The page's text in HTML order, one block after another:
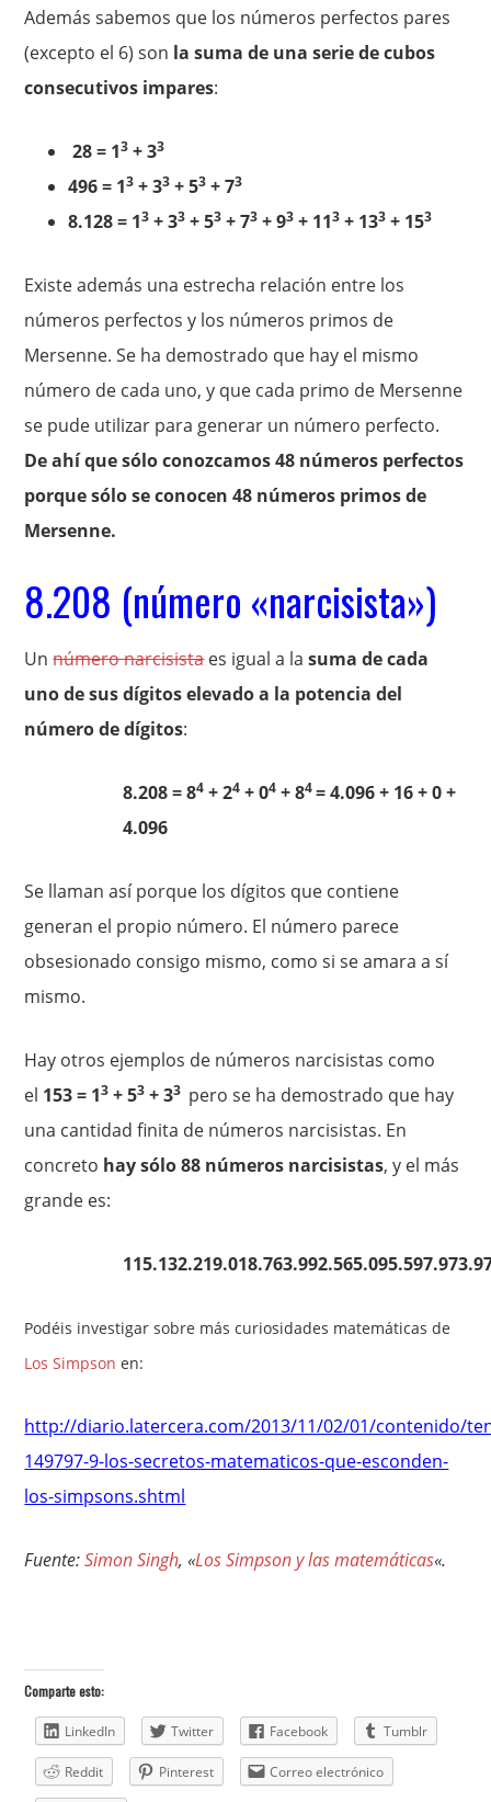
Además sabemos que los números perfectos pares
(excepto el 6) son la suma de una serie de cubos
consecutivos impares:
28 = 13 + 33
496 = 13 + 33 + 53 + 73
8.128 = 13 + 33 + 53 + 73 + 93 + 113 + 133 + 153
Existe además una estrecha relación entre los
números perfectos y los números primos de
Mersenne. Se ha demostrado que hay el mismo
número de cada uno, y que cada primo de Mersenne
se pude utilizar para generar un número perfecto.
De ahí que sólo conozcamos 48 números perfectos
porque sólo se conocen 48 números primos de
Mersenne.
8.208 (número «narcisista»)
Unnúmero narcisistaes igual a lasuma de cada
uno de sus dígitos elevado a la potencia del
número de dígitos:
8.208 = 84 + 24 + 04 + 84= 4.096 + 16 + 0 +
4.096
Se llaman así porque los dígitos que contiene
generan el propio número. El número parece
obsesionado consigo mismo, como si se amara a sí
mismo.
Hay otros ejemplos de números narcisistas como
el 153 = 13 + 53 + 33 pero se ha demostrado que hay
una cantidad finita de números narcisistas. En
concreto hay sólo 88 números narcisistas, y el más
grande es:
Podéis investigar sobre más curiosidades matemáticas de
Los Simpson en:
http://diario.latercera.com/2013/11/02/01/contenido/
149797-9-los-secretos-matematicos-que-esconden-
los-simpsons.shtml
Fuente:Simon Singh, «Los Simpson y las matemáticas«.
Comparte esto:
LinkedIn Twitter Facebook Tumblr
Reddit Pinterest Correo electrónico